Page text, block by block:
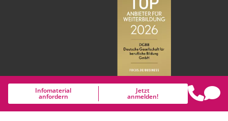
Infomaterial
anfordern
Jetzt
anmelden!